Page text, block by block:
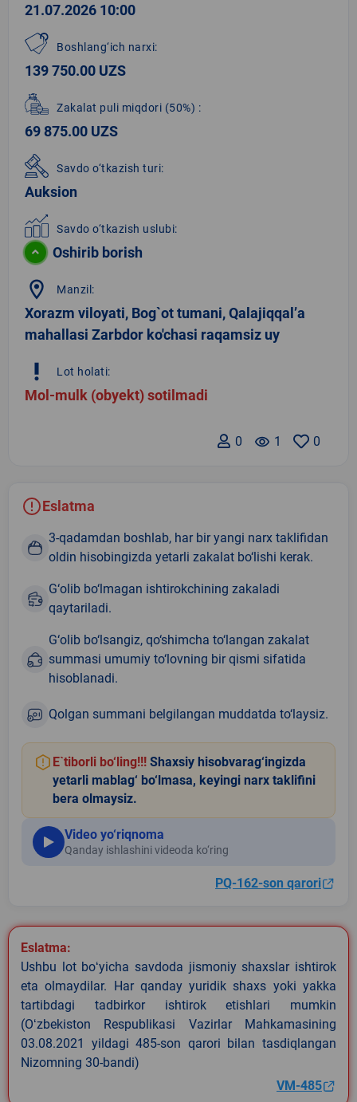
21.07.2026 10:00
Boshlang‘ich narxi:
139 750.00 UZS
Zakalat puli miqdori (50%) :
69 875.00 UZS
Savdo o‘tkazish turi:
Auksion
Savdo o‘tkazish uslubi:
Oshirib borish
location_on Manzil:
Xorazm viloyati, Bog`ot tumani, Qalajiqqal’a
mahallasi Zarbdor ko'chasi raqamsiz uy
priority_high Lot holati:
Mol-mulk (obyekt) sotilmadi
0
remove_red_eye 1
0
Eslatma
3-qadamdan boshlab, har bir yangi narx taklifidan
oldin hisobingizda yetarli zakalat bo‘lishi kerak.
G‘olib bo‘lmagan ishtirokchining zakaladi
qaytariladi.
G‘olib bo‘lsangiz, qo‘shimcha to‘langan zakalat
summasi umumiy to‘lovning bir qismi sifatida
hisoblanadi.
Qolgan summani belgilangan muddatda to‘laysiz.
E`tiborli bo‘ling!!! Shaxsiy hisobvarag‘ingizda
yetarli mablag‘ bo‘lmasa, keyingi narx taklifini
bera olmaysiz.
Video yo‘riqnoma
Qanday ishlashini videoda ko‘ring
PQ-162-son qarori
Eslatma:
Ushbu lot boʻyicha savdoda jismoniy shaxslar ishtirok
eta olmaydilar. Har qanday yuridik shaxs yoki yakka
tartibdagi tadbirkor ishtirok etishlari mumkin
(Oʻzbekiston Respublikasi Vazirlar Mahkamasining
03.08.2021 yildagi 485-son qarori bilan tasdiqlangan
Nizomning 30-bandi)
VM-485